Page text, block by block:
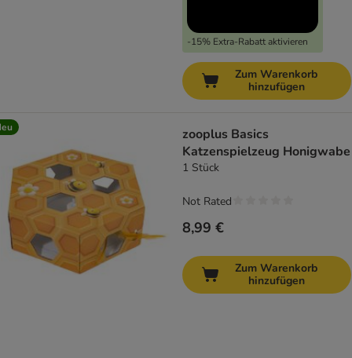
-15% Extra-Rabatt aktivieren
Zum Warenkorb
hinzufügen
zooplus Basics
Katzenspielzeug Honigwabe
1 Stück
8,99 €
Not Rated
Zum Warenkorb
hinzufügen